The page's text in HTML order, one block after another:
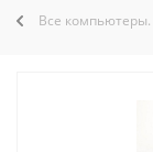
Все